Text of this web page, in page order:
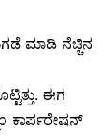
ಮಾಡಿ ನೆಚ್ಚಿನ
ಈಗ
ಕಾರ್ಪರೇಷನ್